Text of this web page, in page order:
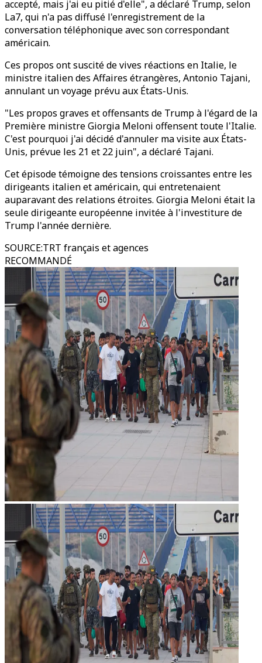
accepté, mais j'ai eu pitié d'elle", a déclaré Trump, selon
La7, qui n'a pas diffusé l'enregistrement de la
conversation téléphonique avec son correspondant
américain.
Ces propos ont suscité de vives réactions en Italie, le
ministre italien des Affaires étrangères, Antonio Tajani,
annulant un voyage prévu aux États-Unis.
"Les propos graves et offensants de Trump à l'égard de la
Première ministre Giorgia Meloni offensent toute l'Italie.
C'est pourquoi j'ai décidé d'annuler ma visite aux États-
Unis, prévue les 21 et 22 juin", a déclaré Tajani.
Cet épisode témoigne des tensions croissantes entre les
dirigeants italien et américain, qui entretenaient
auparavant des relations étroites. Giorgia Meloni était la
seule dirigeante européenne invitée à l'investiture de
Trump l'année dernière.
SOURCE:TRT français et agences
RECOMMANDÉ